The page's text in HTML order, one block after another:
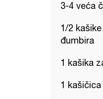
3-4 veća
1/2
đumbira
1 kašika
1